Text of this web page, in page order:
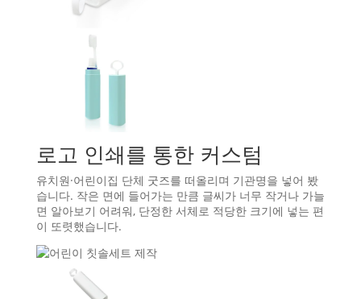
로고 인쇄를 통한 커스텀
유치원·어린이집 단체 굿즈를 떠올리며 기관명을 넣어 봤
습니다. 작은 면에 들어가는 만큼 글씨가 너무 작거나 가늘
면 알아보기 어려워, 단정한 서체로 적당한 크기에 넣는 편
이 또렷했습니다.